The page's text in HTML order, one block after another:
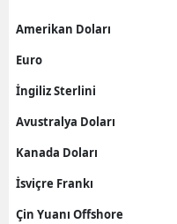
Amerikan Doları
Euro
İngiliz Sterlini
Avustralya Doları
Kanada Doları
İsviçre Frankı
Çin Yuanı Offshore